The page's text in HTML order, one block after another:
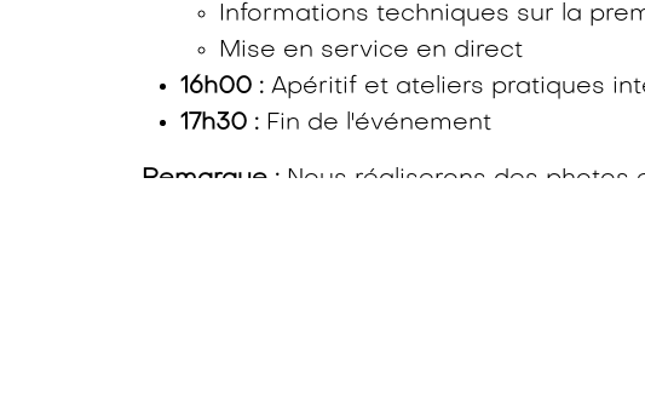
Informations techniques sur la
Mise en service en direct
16h00 : Apéritif et ateliers pratiques
17h30 : Fin de l'événement
Remarque : Nous réaliserons des photos